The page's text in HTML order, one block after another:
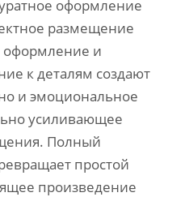
оформление
размещение
оформление и
к деталям создают
и эмоциональное
усиливающее
Полный
простой
произведение